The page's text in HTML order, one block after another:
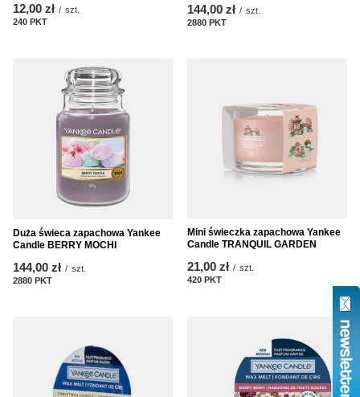
12,00 zł / szt.
240 PKT
144,00 zł / szt.
2880 PKT
Duża świeca zapachowa Yankee
Candle BERRY MOCHI
144,00 zł / szt.
2880 PKT
Mini świeczka zapachowa Yankee
Candle TRANQUIL GARDEN
21,00 zł / szt.
420 PKT